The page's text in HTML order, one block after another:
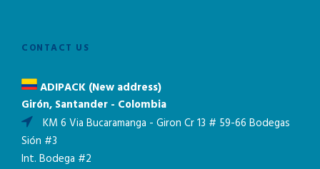
CONTACT US
ADIPACK (New address)
Girón, Santander - Colombia
KM 6 Via Bucaramanga - Giron Cr 13 # 59-66 Bodegas
Sión #3
Int. Bodega #2